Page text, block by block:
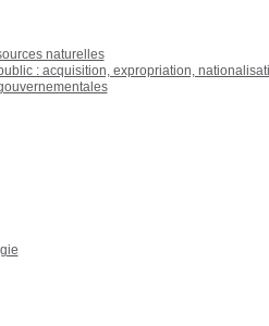
naturelles
: acquisition, expropriation,